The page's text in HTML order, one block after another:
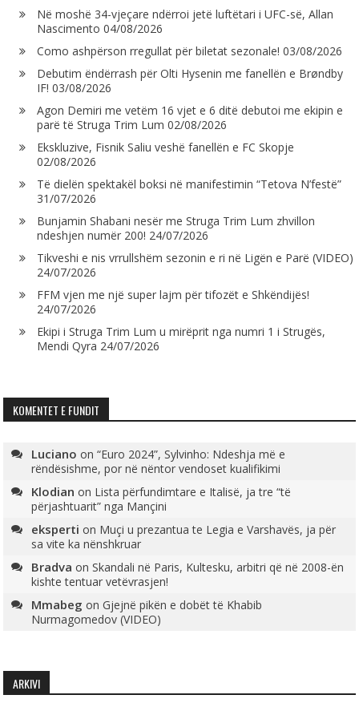
Në moshë 34-vjeçare ndërroi jetë luftëtari i UFC-së, Allan
Nascimento 04/08/2026
Como ashpërson rregullat për biletat sezonale! 03/08/2026
Debutim ëndërrash për Olti Hysenin me fanellën e Brøndby
IF! 03/08/2026
Agon Demiri me vetëm 16 vjet e 6 ditë debutoi me ekipin e
parë të Struga Trim Lum 02/08/2026
Ekskluzive, Fisnik Saliu veshë fanellën e FC Skopje
02/08/2026
Të dielën spektakël boksi në manifestimin “Tetova N’festë”
31/07/2026
Bunjamin Shabani nesër me Struga Trim Lum zhvillon
ndeshjen numër 200! 24/07/2026
Tikveshi e nis vrrullshëm sezonin e ri në Ligën e Parë (VIDEO)
24/07/2026
FFM vjen me një super lajm për tifozët e Shkëndijës!
24/07/2026
Ekipi i Struga Trim Lum u mirëprit nga numri 1 i Strugës,
Mendi Qyra 24/07/2026
KOMENTET E FUNDIT
Luciano on“Euro 2024”, Sylvinho: Ndeshja më e
rëndësishme, por në nëntor vendoset kualifikimi
Klodian on Lista përfundimtare e Italisë, ja tre “të
përjashtuarit” nga Mançini
eksperti on Muçi u prezantua te Legia e Varshavës, ja për
sa vite ka nënshkruar
Bradva onSkandali në Paris, Kultesku, arbitri që në 2008-ën
kishte tentuar vetëvrasjen!
Mmabeg onGjejnë pikën e dobët të Khabib
Nurmagomedov (VIDEO)
ARKIVI